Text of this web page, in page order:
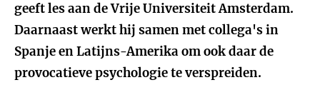
geeft les aan de Vrije Universiteit Amsterdam.
Daarnaast werkt hij samen met collega's in
Spanje en Latijns-Amerika om ook daar de
provocatieve psychologie te verspreiden.